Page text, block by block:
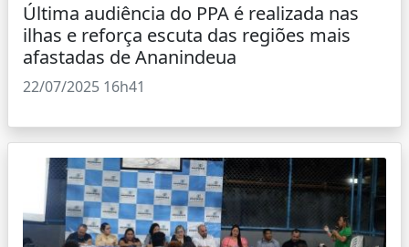
Última audiência do PPA é realizada nas
ilhas e reforça escuta das regiões mais
afastadas de Ananindeua
22/07/2025 16h41